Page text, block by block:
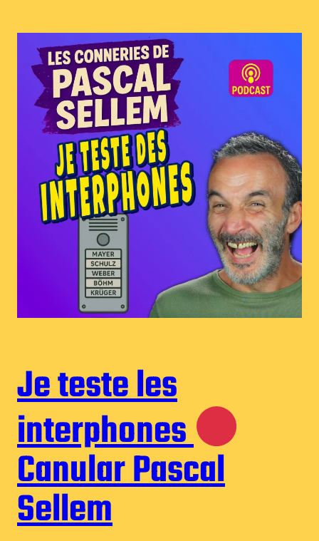
Je teste les
interphones
Canular Pascal
Sellem